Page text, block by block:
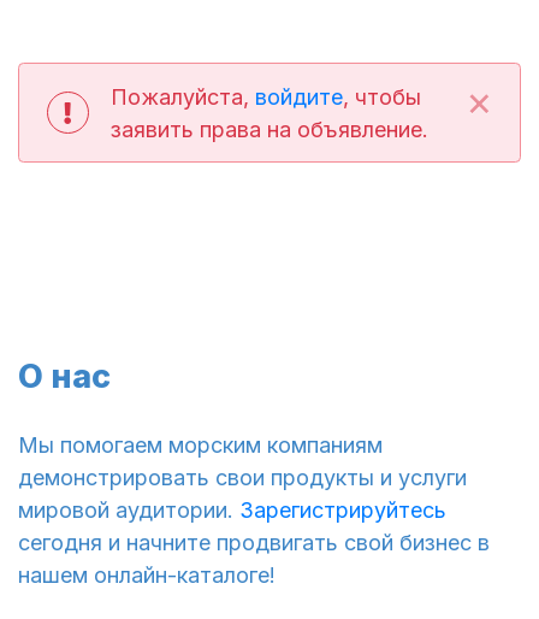
Пожалуйста, войдите, чтобы
заявить права на объявление.
×
О нас
Мы помогаем морским компаниям
демонстрировать свои продукты и услуги
мировой аудитории. Зарегистрируйтесь
сегодня и начните продвигать свой бизнес в
нашем онлайн-каталоге!